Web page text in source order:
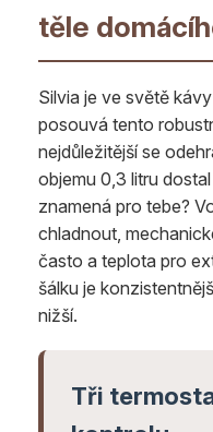
těle
Silvia je ve světě
posouvá tento
nejdůležitější se
objemu 0,3 litru
znamená pro tebe?
chladnout,
často a teplota pro
šálku je
nižší.
Tři